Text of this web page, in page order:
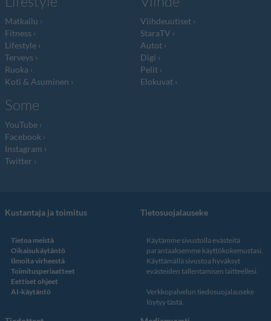
Matkailu
Fitness
Lifestyle
Terveys
Ruoka
Koti & Asuminen
Viihdeuutiset
StaraTV
Autot
Digi
Pelit
Elokuvat
Some
YouTube
Facebook
Instagram
Twitter
Kustantaja ja toimitus
Tietoa meistä
Oikaisukäytäntö
Ilmoita virheestä
Toimitusperiaatteet
Eettiset ohjeet
AI-käytäntö
Tietosuojalauseke
Käytämme sivustolla evästeitä
parantaaksemme käyttökokemustasi.
Käyttämällä sivustoa hyväksyt
evästeiden tallentamisen laitteellesi.
Verkkopalvelun tiedosuojalauseke
löytyy tästä